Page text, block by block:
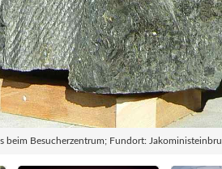
beim Besucherzentrum; Fundort: